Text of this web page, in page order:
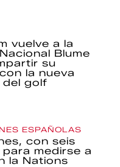
vuelve a la
Blume
su
la nueva
del golf
ESPAÑOLAS
con seis
medirse a
la Nations